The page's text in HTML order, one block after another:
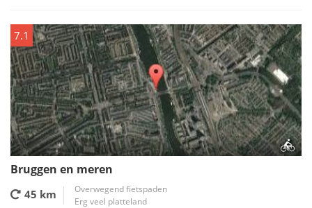
7.1
Bruggen en meren
45 km
Overwegend fietspaden
Erg veel platteland